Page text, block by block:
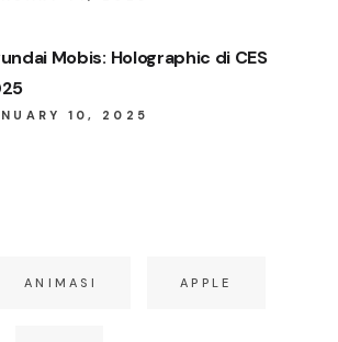
Mobis: Holographic di CES
10, 2025
ANIMASI APPLE